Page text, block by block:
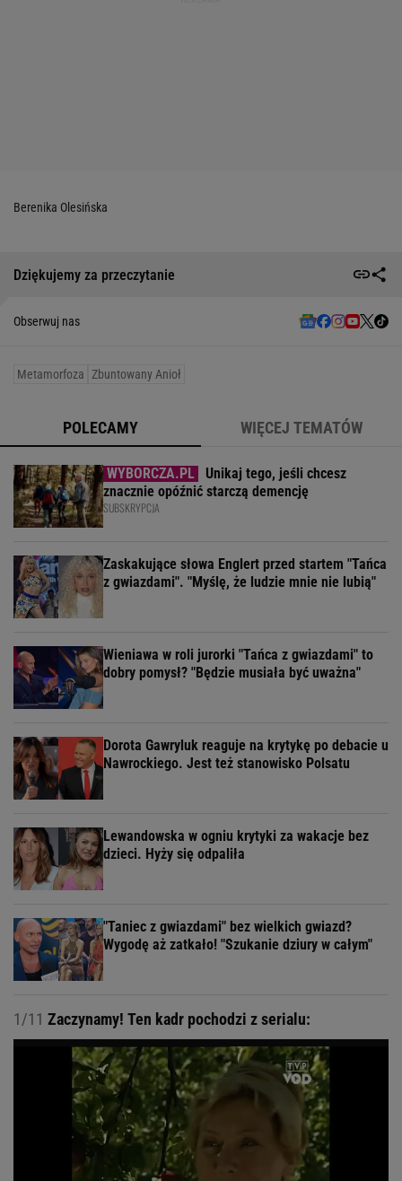
Berenika Olesińska
Dziękujemy za przeczytanie
Obserwuj nas
Metamorfoza Zbuntowany Anioł
POLECAMY WIĘCEJ TEMATÓW
Unikaj tego, jeśli chcesz
znacznie opóźnić starczą demencję
SUBSKRYPCJA
Zaskakujące słowa Englert przed startem "Tańca
z gwiazdami". "Myślę, że ludzie mnie nie lubią"
Wieniawa w roli jurorki "Tańca z gwiazdami" to
dobry pomysł? "Będzie musiała być uważna"
Dorota Gawryluk reaguje na krytykę po debacie u
Nawrockiego. Jest też stanowisko Polsatu
Lewandowska w ogniu krytyki za wakacje bez
dzieci. Hyży się odpaliła
"Taniec z gwiazdami" bez wielkich gwiazd?
Wygodę aż zatkało! "Szukanie dziury w całym"
1/11 Zaczynamy! Ten kadr pochodzi z serialu: